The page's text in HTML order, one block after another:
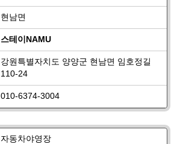
현남면
스테이NAMU
강원특별자치도 양양군 현남면 임호정길
110-24
010-6374-3004
자동차야영장